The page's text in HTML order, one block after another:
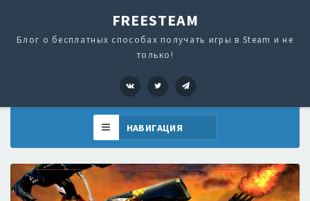
FREESTEAM
Блог о бесплатных способах получать игры в Steam и не
только!
VK Twitter